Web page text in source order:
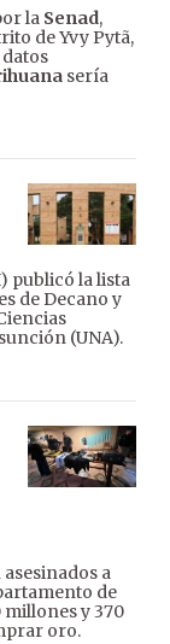
la Senad,
de Yvy Pytã,
datos
sería
publicó la lista
de Decano y
(UNA).
a
de
millones y 370
oro.